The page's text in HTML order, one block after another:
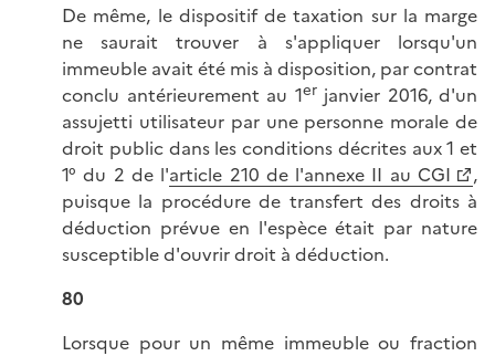
De même, le dispositif de taxation sur la marge
ne saurait trouver à s'appliquer lorsqu'un
immeuble avait été mis à disposition, par contrat
conclu antérieurement au 1erjanvier 2016, d'un
assujetti utilisateur par une personne morale de
droit public dans les conditions décrites aux 1 et
1° du 2 de l'article 210 de l'annexe II au CGI
,
puisque la procédure de transfert des droits à
déduction prévue en l'espèce était par nature
susceptible d'ouvrir droit à déduction.
80
Lorsque pour un même immeuble ou fraction